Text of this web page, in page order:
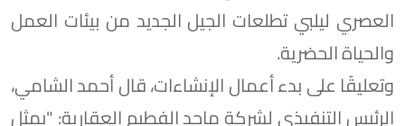
العصري ليلبي تطلعات الجيل الجديد من بيئات العمل
والحياة الحضرية.
وتعليقًا على بدء أعمال الإنشاءات، قال أحمد الشامي،
الرئيس التنفيذي لشركة ماجد الفطيم العقارية: "يمثل